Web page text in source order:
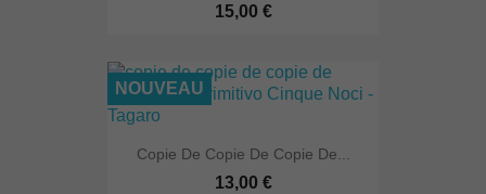
15,00 €
Copie De Copie De Copie De...
13,00 €
NOUVEAU